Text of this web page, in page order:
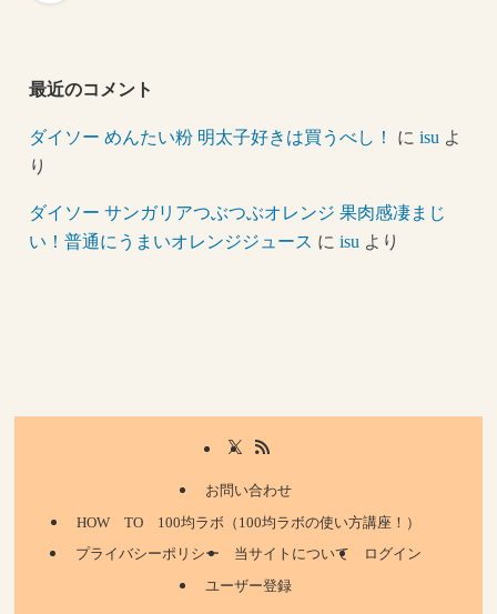
最近のコメント
ダイソー めんたい粉 明太子好きは買うべし！ にisu よ
り
ダイソー サンガリアつぶつぶオレンジ 果肉感凄まじ
い！普通にうまいオレンジジュース にisu より
お問い合わせ
HOW TO 100均ラボ（100均ラボの使い方講座！）
プライバシーポリシー
当サイトについて
ログイン
ユーザー登録